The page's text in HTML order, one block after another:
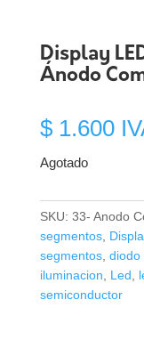
Display
Ánodo
$1.600
Agotado
SKU: 33- Anodo
segmentos,
segmentos, diodo
iluminacion
Led
semiconductor